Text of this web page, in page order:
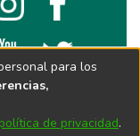
para los
política de privacidad.